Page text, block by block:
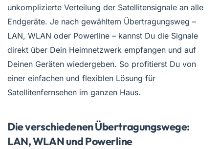
unkomplizierte Verteilung der Satellitensignale an alle
Endgeräte. Je nach gewähltem Übertragungsweg –
LAN, WLAN oder Powerline – kannst Du die Signale
direkt über Dein Heimnetzwerk empfangen und auf
Deinen Geräten wiedergeben. So profitierst Du von
einer einfachen und flexiblen Lösung für
Satellitenfernsehen im ganzen Haus.
Die verschiedenen Übertragungswege:
LAN, WLAN und Powerline